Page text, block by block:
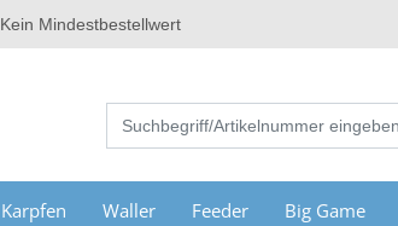
Kein Mindestbestellwert
Karpfen Waller Feeder Big Game